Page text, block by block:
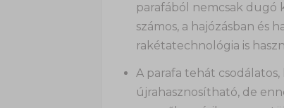
parafából nemcsak dugó
számos, a hajózásban és
rakétatechnológia is
A parafa tehát
újrahasznosítható, de